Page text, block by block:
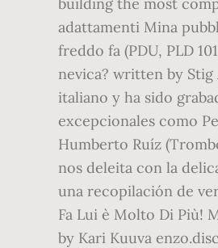
adattamenti Mina
freddo fa (PDU, PLD
nevica? written by Stig
italiano y ha sido
excepcionales como
Humberto Ruíz
nos deleita con la
una recopilación de
Fa Lui è Molto Di Più!
by Kari Kuuva